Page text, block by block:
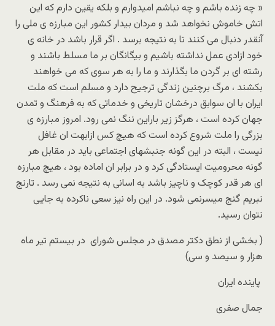
« چه زنده باشم و چه نباشم امیدوارم و بلکه یقین دارم که این
اتش خاموش نخواهد شد و مردان بیدار کشور این مبارزه ی ملی را
آنقدر دنبال می کنند تا به نتیجه برسد . اگر قرار باشد در خانه ی
خود ازادی عمل نداشته باشیم و بیگانگان بر ما مسلط باشند و
رشته ای بر گردن ما بگذارند و ما را به هر سوی که می خواهند
بکشند ، مرگ برچنین زندگی ترجیح دارد و مسلم است که ملت
ایران با ان سوابق درخشان تاریخی و خدماتی که به فرهنگ و تمدن
جهان کرده است ، هرگز زیر باراین ننگ نمی رود. امروز مبارزه ی
بزرگی را ملت شروع کرده است که هیچ کس ازابهت ان غافل
نیست ، البته در این گونه جنبشهای اجتماعی باید در مقابل هر
گونه محرومیت ایستادگی کرد و در برابر ان اماده بود ، هیچ مبارزه
ای هر قدر کوچک و ناچیز باشد به اسانی به نتیجه نمی رسد . تارنج
نبریم گنج میسرنمی شود. در این راه نیز سعی ناکرده به جایی
نتوان رسید.
( بخشی از نطق دکتر مصدق در مجلس شورای در بیستم تیر ماه
هزار و سیصد و سی)
پاینده ایران
جمال صفری